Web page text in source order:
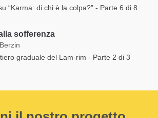
“Karma: di chi è la colpa?” - Parte 6 di 8
sofferenza
graduale del Lam-rim - Parte 2 di 3